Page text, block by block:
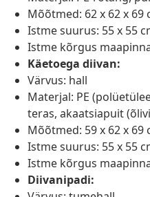
Mõõtmed: 62 x 62 x 69
Istme suurus: 55 x 55
Istme kõrgus
Käetoega diivan:
Värvus: hall
Materjal: PE
teras, akaatsiapuit
Mõõtmed: 59 x 62 x 69
Istme suurus: 55 x 55
Istme kõrgus
Diivanipadi: